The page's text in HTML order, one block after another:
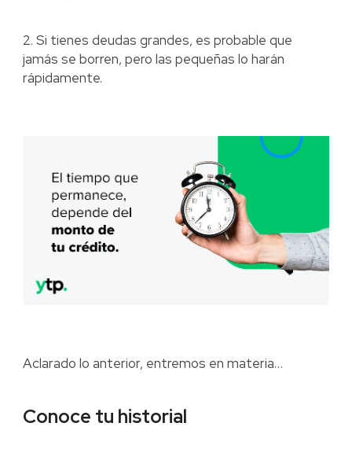
2. Si tienes deudas grandes, es probable que
jamás se borren, pero las pequeñas lo harán
rápidamente.
Aclarado lo anterior, entremos en materia…
Conoce tu historial